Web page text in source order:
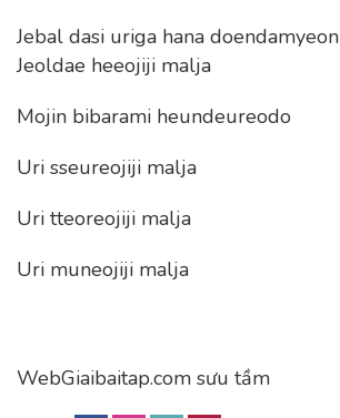
Jebal dasi uriga hana doendamyeon
Jeoldae heeojiji malja
Mojin bibarami heundeureodo
Uri sseureojiji malja
Uri tteoreojiji malja
Uri muneojiji malja
WebGiaibaitap.com sưu tầm